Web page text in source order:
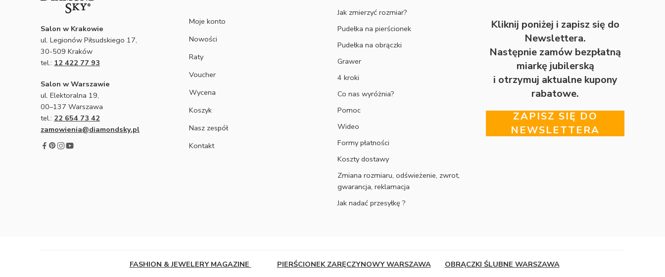
Salon w Krakowie
ul. Legionów Piłsudskiego 17,
30-509 Kraków
tel.: 12 422 77 93
Salon w Warszawie
ul. Elektoralna 19,
00–137 Warszawa
tel.: 22 654 73 42
zamowienia@diamondsky.pl
Moje konto
Nowości
Raty
Voucher
Wycena
Koszyk
Nasz zespół
Kontakt
Jak zmierzyć rozmiar?
Pudełka na pierścionek
Pudełka na obrączki
Grawer
4 kroki
Co nas wyróżnia?
Pomoc
Wideo
Formy płatności
Koszty dostawy
Zmiana rozmiaru, odświeżenie, zwrot,
gwarancja, reklamacja
Jak nadać przesyłkę ?
Kliknij poniżej i zapisz się do
Newslettera.
Następnie zamów bezpłatną
miarkę jubilerską
i otrzymuj aktualne kupony
rabatowe.
ZAPISZ SIĘ DO
NEWSLETTERA
FASHION & JEWELERY MAGAZINE PIERŚCIONEK ZARĘCZYNOWY WARSZAWA OBRĄCZKI ŚLUBNE WARSZAWA